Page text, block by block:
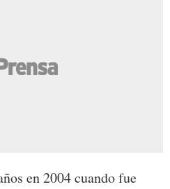
en 2004 cuando fue